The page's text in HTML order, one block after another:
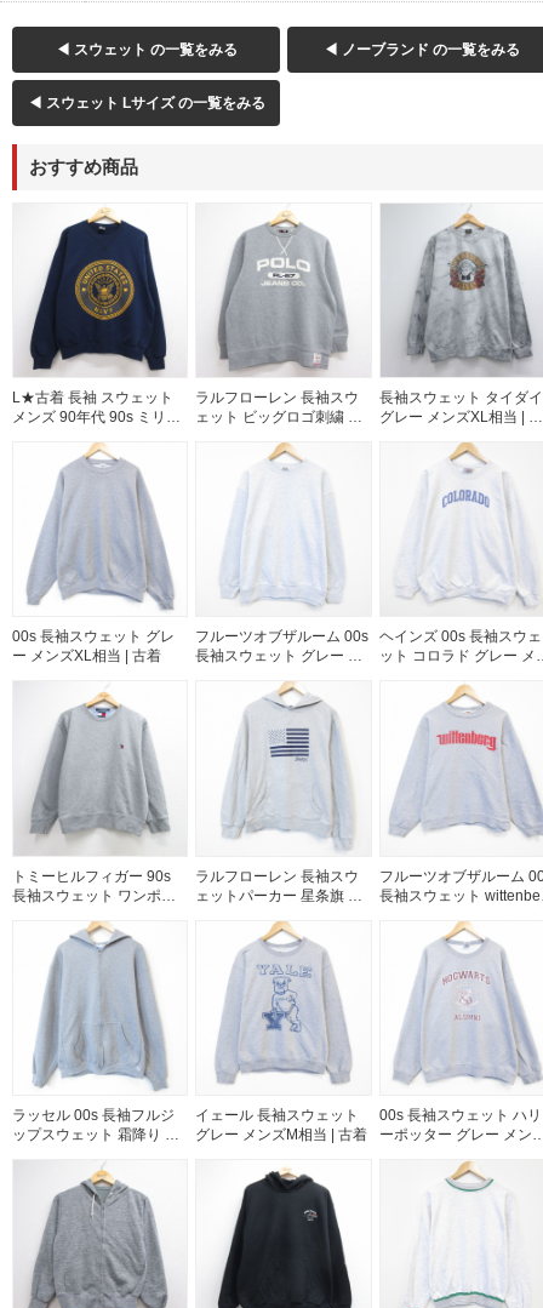
◀ スウェット の一覧をみる ◀ ノーブランド の一覧をみる
◀ スウェット Lサイズ の一覧をみる
おすすめ商品
L★古着 長袖 スウェット
メンズ 90年代 90s ミリタ
ター クルーネック USA製
ネイビー 26aug06
ラルフローレン 長袖スウ
ェット ビッグロゴ刺繍 グ
長袖スウェット タイダイ
グレー メンズXL相当 | 古
00s 長袖スウェット グレ
ー メンズXL相当 | 古着
フルーツオブザルーム 00s
長袖スウェット グレー メ
ヘインズ 00s 長袖スウェ
ット コロラド グレー メ
トミーヒルフィガー 90s
長袖スウェット ワンポイ
ラルフローレン 長袖スウ
ェットパーカー 星条旗 グ
フルーツオブザルーム
長袖スウェット
ラッセル 00s 長袖フルジ
ップスウェット 霜降り グ
イェール 長袖スウェット
グレー メンズM相当 | 古着
00s 長袖スウェット ハリ
ーポッター グレー メン